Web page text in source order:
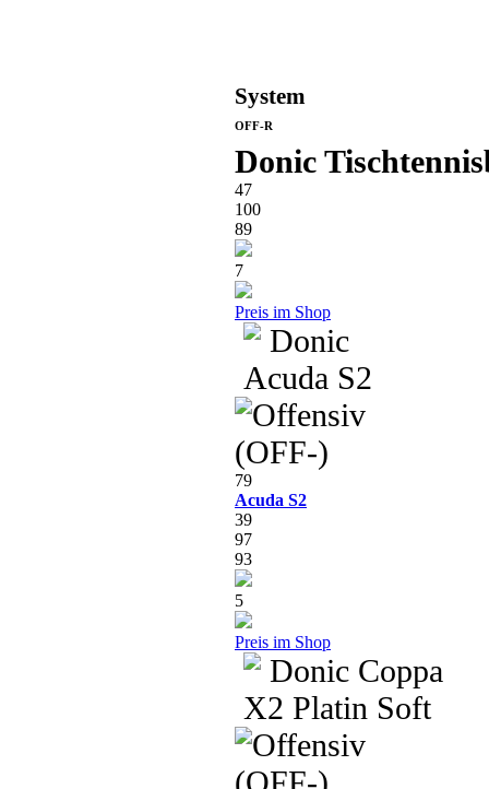
System
OFF-R
Donic
47
100
89
7
Preis im Shop
79
Acuda S2
39
97
93
5
Preis im Shop